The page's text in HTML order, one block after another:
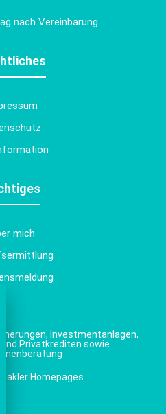
nach Vereinbarung
mich
Investmentanlagen,
Privatkrediten sowie
Makler Homepages